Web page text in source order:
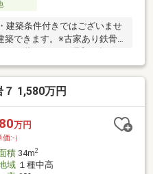
建築条件付きではございませ
できます。※古家あり鉄骨
1,580万円
万円
価:-）
積34m2
域１種中高